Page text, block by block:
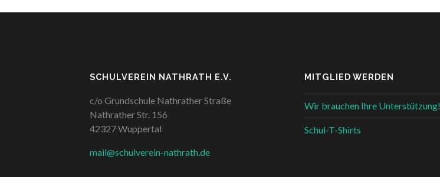
SCHULVEREIN NATHRATH E.V.
c/o Grundschule Nathrather Straße
Nathrather Str. 156
42327 Wuppertal
mail@schulverein-nathrath.de
MITGLIED WERDEN
Wir brauchen Ihre Unterstützung!
Schul-T-Shirts